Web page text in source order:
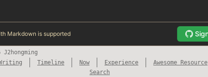
Timeline Now Experience
Awesome Resource
Search